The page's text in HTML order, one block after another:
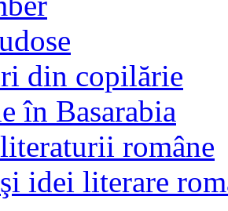
din copilărie
în Basarabia
române
idei literare